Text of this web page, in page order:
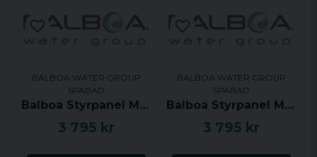
BALBOA WATER GROUP
SPABAD
Balboa Styrpanel ML551 - Light, Mode, Jets 1, Jets 2, Blower, Warm, Cool - 53502
3 795 kr
BALBOA WATER GROUP
SPABAD
Balboa Styrpanel ML551 - Light, Mode, Jets 1, Jets 2, Blower, Warm, Cool - 55304
3 795 kr